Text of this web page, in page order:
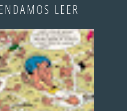
LEER